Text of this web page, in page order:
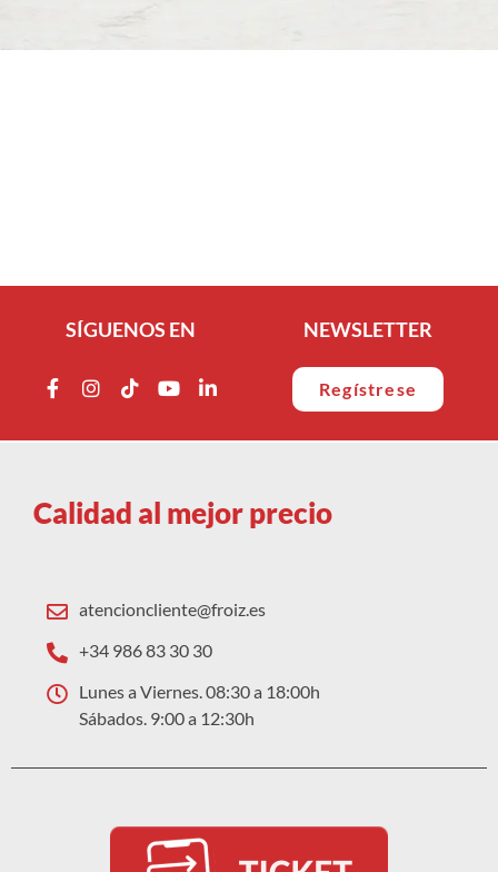
SÍGUENOS EN NEWSLETTER
Regístrese
Calidad al mejor precio
atencioncliente@froiz.es
+34 986 83 30 30
Lunes a Viernes. 08:30 a 18:00h
Sábados. 9:00 a 12:30h